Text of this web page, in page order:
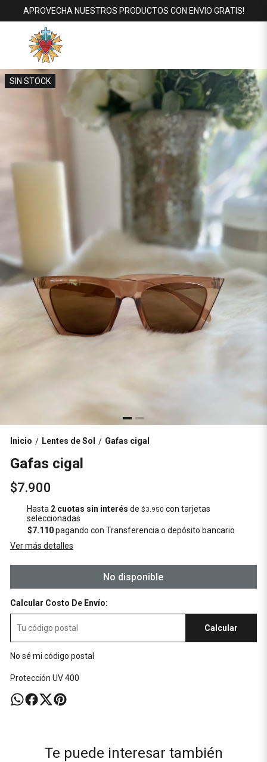
APROVECHA NUESTROS PRODUCTOS CON ENVIO GRATIS!
SIN STOCK
Inicio / Lentes de Sol / Gafas cigal
Gafas cigal
$7.900
Hasta 2 cuotas sin interés de $3.950 con tarjetas
seleccionadas
$7.110pagando con Transferencia o depósito bancario
Ver más detalles
No disponible
Calcular Costo De Envío:
Calcular
No sé mi código postal
Protección UV 400
Te puede interesar también